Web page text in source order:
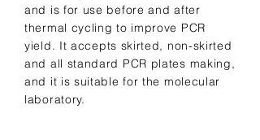
and is for use before and after
thermal cycling to improve PCR
yield. It accepts skirted, non-skirted
and all standard PCR plates making,
and it is suitable for the molecular
laboratory.